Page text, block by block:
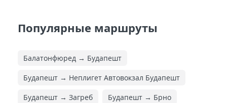
Популярные маршруты
Балатонфюред → Будапешт
Будапешт → Неплигет Автовокзал Будапешт
Будапешт → Загреб Будапешт → Брно